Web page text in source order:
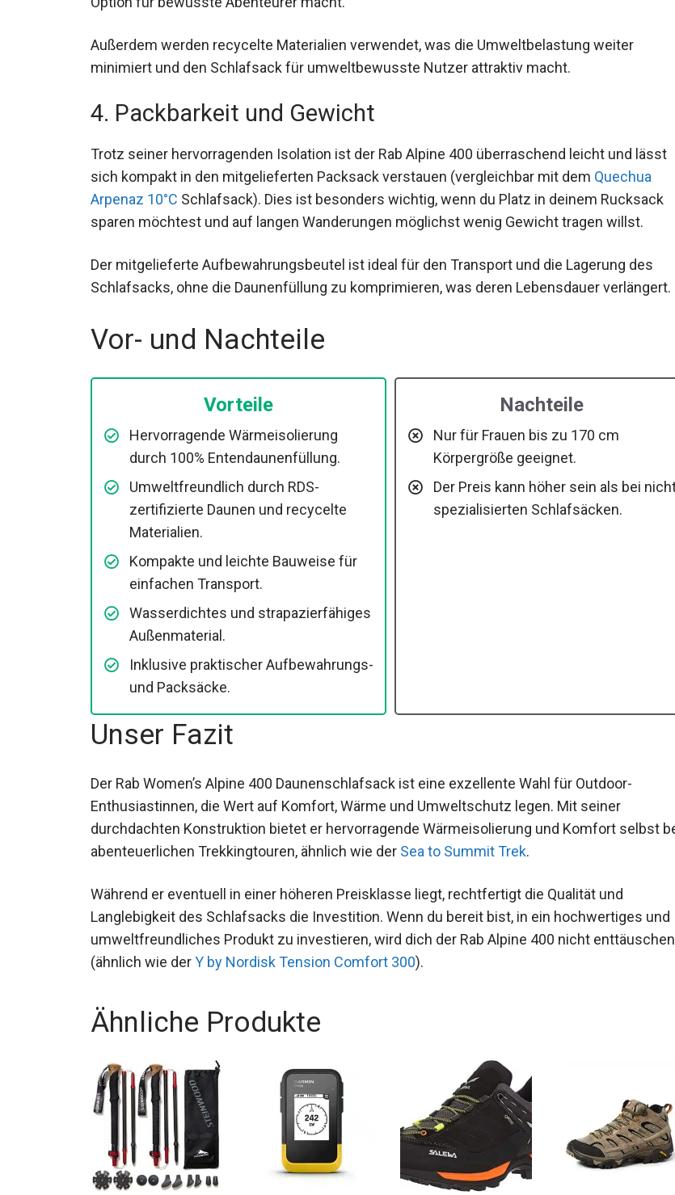
Außerdem werden recycelte Materialien verwendet, was die Umweltbelastung weiter
minimiert und den Schlafsack für umweltbewusste Nutzer attraktiv macht.
4. Packbarkeit und Gewicht
Trotz seiner hervorragenden Isolation ist der Rab Alpine 400 überraschend leicht und lässt
sich kompakt in den mitgelieferten Packsack verstauen (vergleichbar mit dem Quechua
Arpenaz 10°C Schlafsack). Dies ist besonders wichtig, wenn du Platz in deinem Rucksack
sparen möchtest und auf langen Wanderungen möglichst wenig Gewicht tragen willst.
Der mitgelieferte Aufbewahrungsbeutel ist ideal für den Transport und die Lagerung des
Schlafsacks, ohne die Daunenfüllung zu komprimieren, was deren Lebensdauer verlängert.
Vor- und Nachteile
Vorteile
Hervorragende Wärmeisolierung
durch 100% Entendaunenfüllung.
Umweltfreundlich durch RDS-
zertifizierte Daunen und recycelte
Materialien.
Kompakte und leichte Bauweise für
einfachen Transport.
Wasserdichtes und strapazierfähiges
Außenmaterial.
Inklusive praktischer
Aufbewahrungs- und Packsäcke.
Nachteile
Nur für Frauen bis zu 170 cm
Körpergröße geeignet.
Der Preis kann höher sein als bei
nicht spezialisierten Schlafsäcken.
Unser Fazit
Der Rab Women’s Alpine 400 Daunenschlafsack ist eine exzellente Wahl für Outdoor-
Enthusiastinnen, die Wert auf Komfort, Wärme und Umweltschutz legen. Mit seiner
durchdachten Konstruktion bietet er hervorragende Wärmeisolierung und Komfort selbst
bei abenteuerlichen Trekkingtouren, ähnlich wie derSea to Summit Trek
Während er eventuell in einer höheren Preisklasse liegt, rechtfertigt die Qualität und
Langlebigkeit des Schlafsacks die Investition. Wenn du bereit bist, in ein hochwertiges und
umweltfreundliches Produkt zu investieren, wird dich der Rab Alpine 400 nicht enttäuschen
(ähnlich wie derY by Nordisk Tension Comfort 300).
Ähnliche Produkte